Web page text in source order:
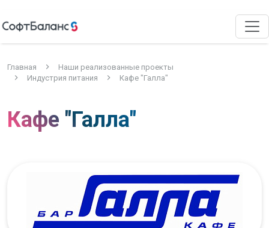
Главная
Наши реализованные проекты
Индустрия питания
Кафе "Галла"
Кафе "Галла"